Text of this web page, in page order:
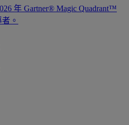
年 Gartner® Magic Quadrant™
。